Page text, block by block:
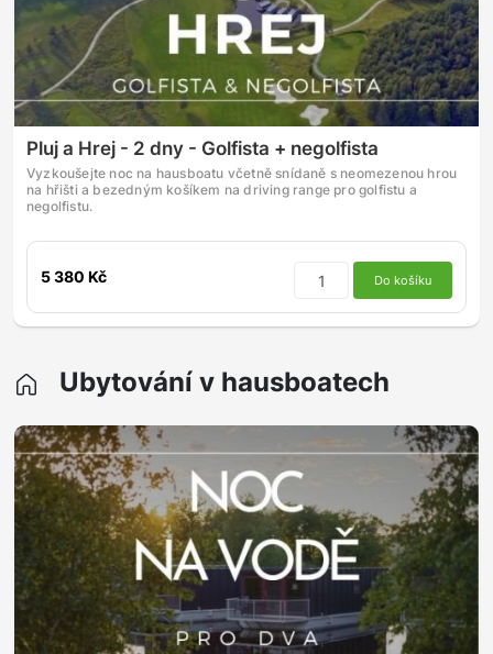
Pluj a Hrej - 2 dny - Golfista + negolfista
Vyzkoušejte noc na hausboatu včetně snídaně s neomezenou hrou
na hřišti a bezedným košíkem na driving range pro golfistu a
negolfistu.
5 380 Kč Do košíku
Ubytování v hausboatech